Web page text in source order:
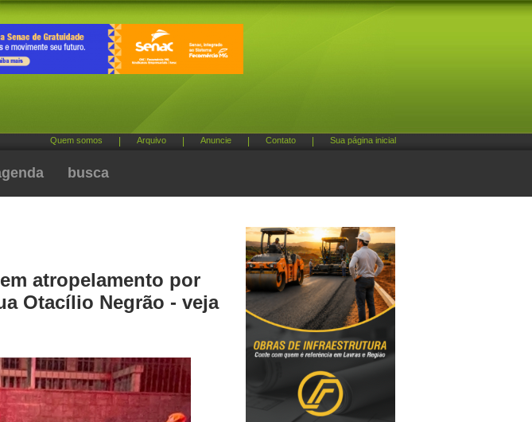
Quem somos Arquivo Anuncie Contato Sua página inicial
busca
atropelamento por
Otacílio Negrão - veja